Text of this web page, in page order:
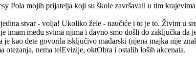
Pola mojih prijatelja koji su škole završavali u tim
stvar - volja! Ukoliko žele - naučiće i to je to. Živim u
imam među svima njima i davno smo došli do zaključka da
kao dete govorila isključivo mađarski (njena majka nije
otezanja, nema telEvizije, oktObra i ostalih loših akcenata.